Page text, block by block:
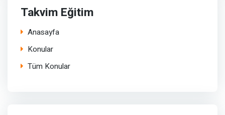
Takvim Eğitim
Anasayfa
Konular
Tüm Konular